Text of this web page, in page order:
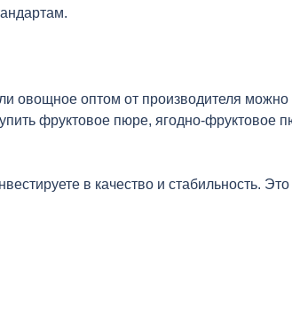
овощное оптом от производителя
фруктовое пюре, ягодно-
в качество и стабильность.